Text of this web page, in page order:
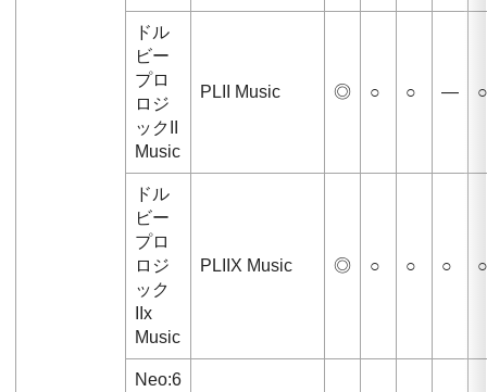
ドル
ビー
プロ
ロジ
ックII
Music
PLII Music ◎ ○ ○ — ○
ドル
ビー
プロ
ロジ
ック
IIx
Music
PLIIX Music ◎ ○ ○ ○ ○
Neo:6